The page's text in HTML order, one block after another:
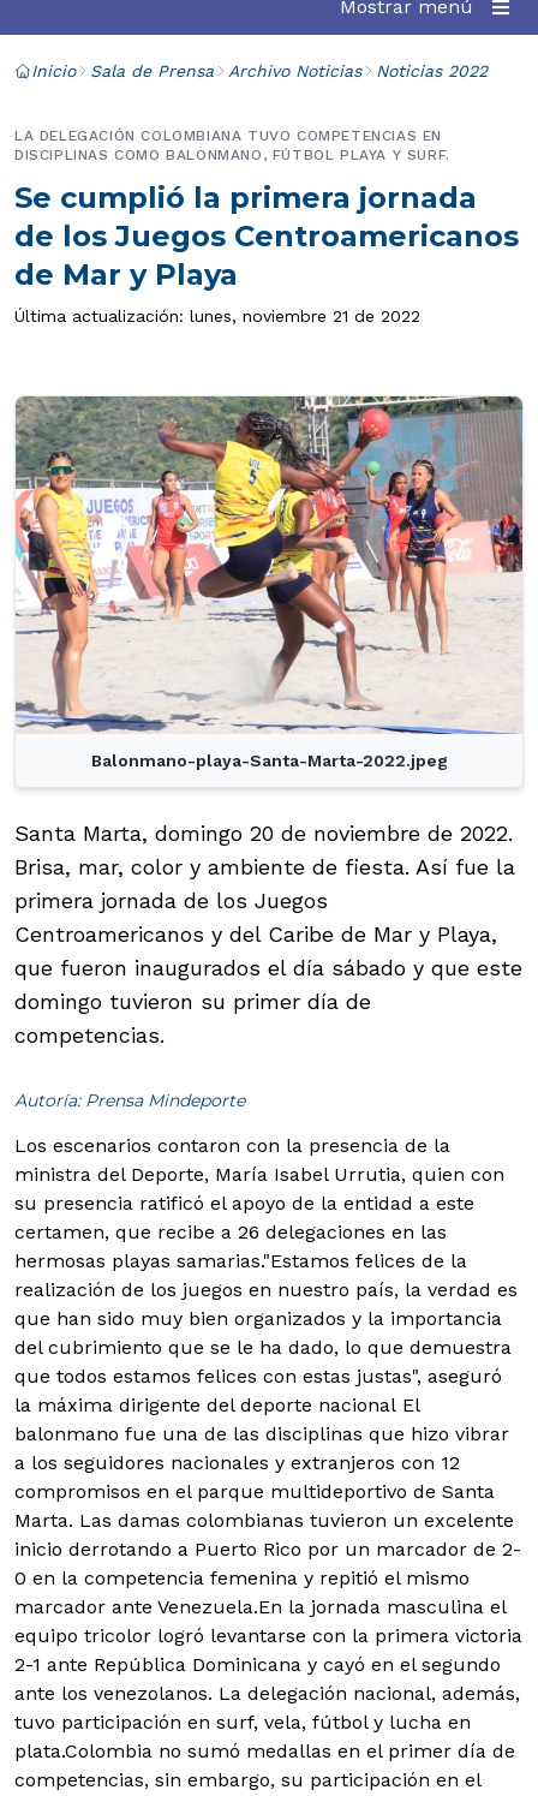
Mostrar menú
Inicio Sala de Prensa Archivo Noticias Noticias 2022
Se cumplió la primera jornada
de los Juegos Centroamericanos
de Mar y Playa
LA DELEGACIÓN COLOMBIANA TUVO COMPETENCIAS EN
DISCIPLINAS COMO BALONMANO, FÚTBOL PLAYA Y SURF.
Última actualización: lunes, noviembre 21 de 2022
Balonmano-playa-Santa-Marta-2022.jpeg
Santa Marta, domingo 20 de noviembre de 2022.
Brisa, mar, color y ambiente de fiesta. Así fue la
primera jornada de los Juegos
Centroamericanos y del Caribe de Mar y Playa,
que fueron inaugurados el día sábado y que este
domingo tuvieron su primer día de
competencias.
Autoría: Prensa Mindeporte
Los escenarios contaron con la presencia de la
ministra del Deporte, María Isabel Urrutia, quien con
su presencia ratificó el apoyo de la entidad a este
certamen, que recibe a 26 delegaciones en las
hermosas playas samarias."Estamos felices de la
realización de los juegos en nuestro país, la verdad es
que han sido muy bien organizados y la importancia
del cubrimiento que se le ha dado, lo que demuestra
que todos estamos felices con estas justas", aseguró
la máxima dirigente del deporte nacional El
balonmano fue una de las disciplinas que hizo vibrar
a los seguidores nacionales y extranjeros con 12
compromisos en el parque multideportivo de Santa
Marta. Las damas colombianas tuvieron un excelente
inicio derrotando a Puerto Rico por un marcador de 2-
0 en la competencia femenina y repitió el mismo
marcador ante Venezuela.En la jornada masculina el
equipo tricolor logró levantarse con la primera victoria
2-1 ante República Dominicana y cayó en el segundo
ante los venezolanos. La delegación nacional, además,
tuvo participación en surf, vela, fútbol y lucha en
plata.Colombia no sumó medallas en el primer día de
competencias, sin embargo, su participación en el